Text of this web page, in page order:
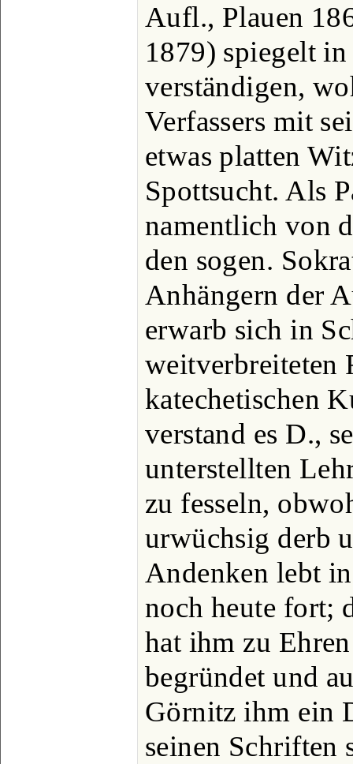
Aufl., Plauen
1879) spiegelt
verständigen,
Verfassers mit
etwas platten
Spottsucht. Als
namentlich von
den sogen.
Anhängern der
erwarb sich in
weitverbreiteten
katechetischen
verstand es D.,
unterstellten
zu fesseln,
urwüchsig derb
Andenken lebt
noch heute fort;
hat ihm zu
begründet und
Görnitz ihm ein
seinen Schriften